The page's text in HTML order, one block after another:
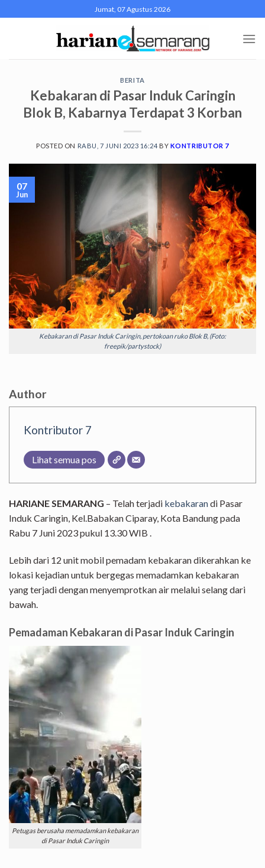
to
Jumat, 07 Agustus 2026
BERITA
Kebakaran di Pasar Induk Caringin
Blok B, Kabarnya Terdapat 3 Korban
POSTED ON RABU, 7 JUNI 2023 16:24 BY KONTRIBUTOR 7
Kebakaran di Pasar Induk Caringin, pertokoan ruko Blok B, (Foto:
freepik/partystock)
07
Jun
Author
Kontributor 7
Lihat semua pos
HARIANE SEMARANG – Telah terjadi kebakarandi Pasar
Induk Caringin, Kel.Babakan Ciparay, Kota Bandung pada
Rabu 7 Juni 2023 pukul 13.30 WIB .
Lebih dari 12 unit mobil pemadam kebakaran dikerahkan ke
lokasi kejadian untuk bergegas memadamkan kebakaran
yang terjadi dengan menyemprotkan air melalui selang dari
bawah.
Pemadaman Kebakaran di Pasar Induk Caringin
Petugas berusaha memadamkan kebakaran
di Pasar Induk Caringin